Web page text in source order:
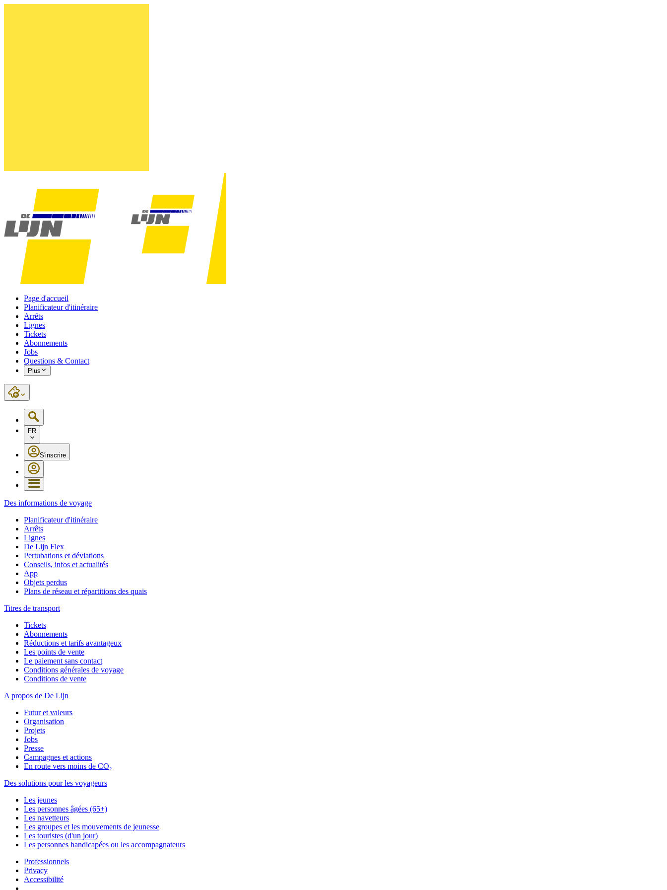
Page d'accueil
Planificateur d'itinéraire
Arrêts
Lignes
Tickets
Abonnements
Jobs
Questions & Contact
Plus
FR
S'inscrire
Des informations de voyage
Planificateur d'itinéraire
Arrêts
Lignes
De Lijn Flex
Pertubations et déviations
Conseils, infos et actualités
App
Objets perdus
Plans de réseau et répartitions des quais
Titres de transport
Tickets
Abonnements
Réductions et tarifs avantageux
Les points de vente
Le paiement sans contact
Conditions générales de voyage
Conditions de vente
A propos de De Lijn
Futur et valeurs
Organisation
Projets
Jobs
Presse
Campagnes et actions
En route vers moins de CO₂
Des solutions pour les voyageurs
Les jeunes
Les personnes âgées (65+)
Les navetteurs
Les groupes et les mouvements de jeunesse
Les touristes (d'un jour)
Les personnes handicapées ou les accompagnateurs
Professionnels
Privacy
Accessibilité